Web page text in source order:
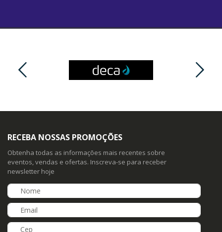
RECEBA NOSSAS PROMOÇÕES
Obtenha todas as informações mais recentes sobre
eventos, vendas e ofertas. Inscreva-se para receber
newsletter hoje